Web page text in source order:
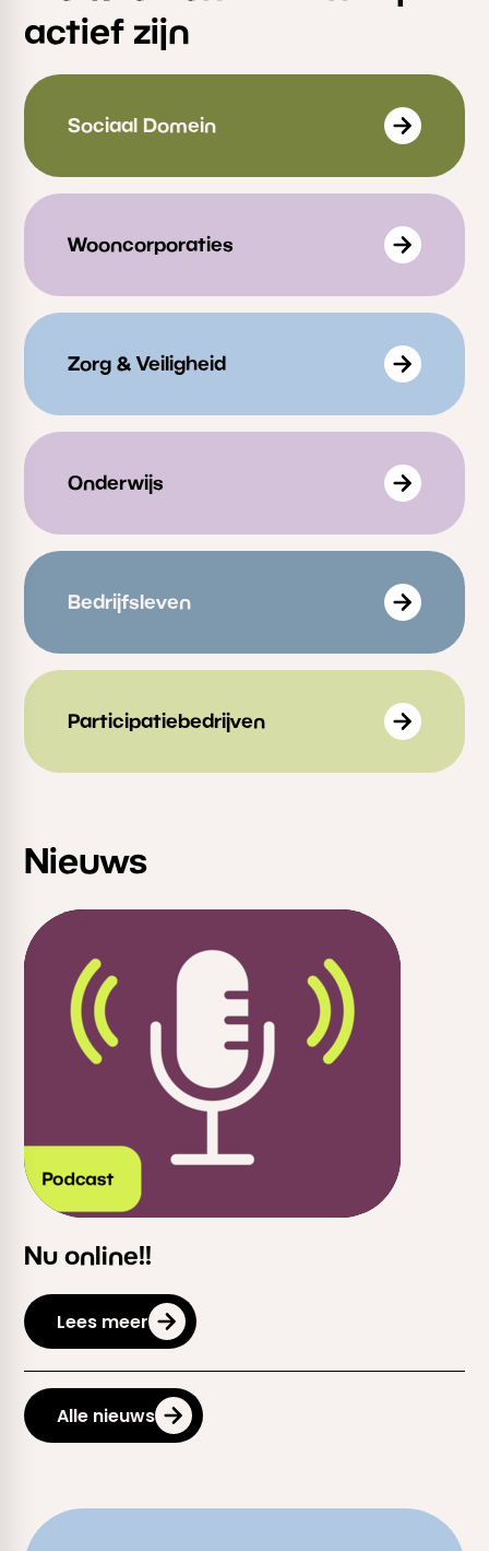
actief zijn
Sociaal Domein
Wooncorporaties
Zorg & Veiligheid
Onderwijs
Bedrijfsleven
Participatiebedrijven
Nieuws
Nu online!!
Lees meer
Alle nieuws